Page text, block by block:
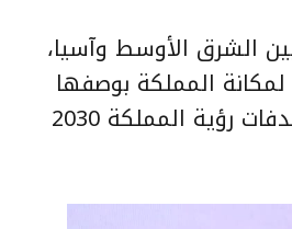
الشرق الأوسط وآسيا،
لمكانة المملكة بوصفها
منظّمًا عالميًا لكبرى الفعاليات التقنية، وامتدادًا لمستهدفات رؤية المملكة 2030